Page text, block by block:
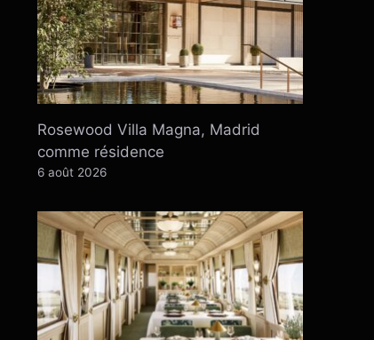
Rosewood Villa Magna, Madrid
comme résidence
6 août 2026